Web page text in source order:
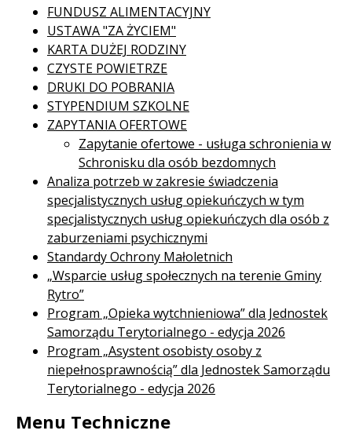
FUNDUSZ ALIMENTACYJNY
USTAWA "ZA ŻYCIEM"
KARTA DUŻEJ RODZINY
CZYSTE POWIETRZE
DRUKI DO POBRANIA
STYPENDIUM SZKOLNE
ZAPYTANIA OFERTOWE
Zapytanie ofertowe - usługa schronienia w
Schronisku dla osób bezdomnych
Analiza potrzeb w zakresie świadczenia
specjalistycznych usług opiekuńczych w tym
specjalistycznych usług opiekuńczych dla osób z
zaburzeniami psychicznymi
Standardy Ochrony Małoletnich
„Wsparcie usług społecznych na terenie Gminy
Rytro”
Program „Opieka wytchnieniowa” dla Jednostek
Samorządu Terytorialnego - edycja 2026
Program „Asystent osobisty osoby z
niepełnosprawnością” dla Jednostek Samorządu
Terytorialnego - edycja 2026
Menu Techniczne